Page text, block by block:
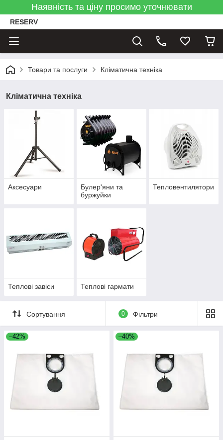
Наявність та ціну просимо уточнювати
RESERV
Товари та послуги Кліматична техніка
Кліматична техніка
Аксесуари
Булер'яни та
буржуйки
Тепловентилятори
Теплові завіси Теплові гармати
Сортування 0 Фільтри
–42% –40%